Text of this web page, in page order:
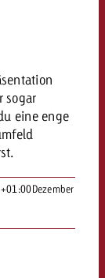
sogar
eine enge
Dezember